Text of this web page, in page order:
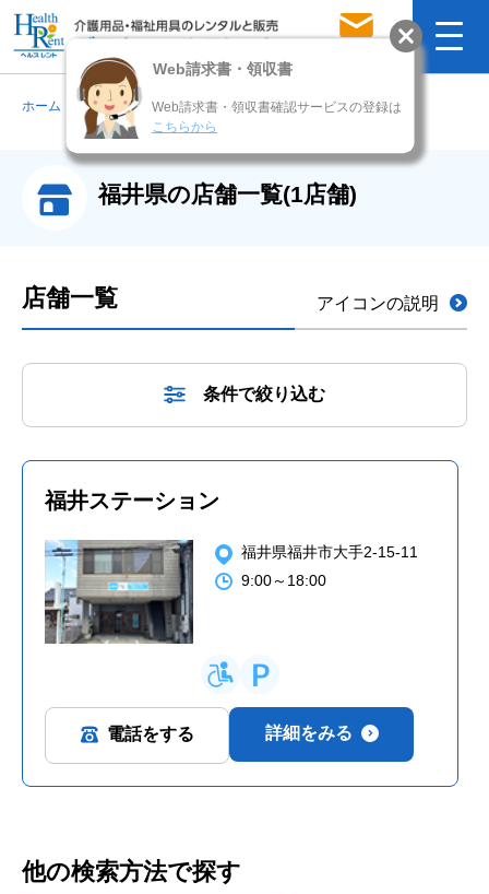
お問い合わせ
ホーム > 店舗検索 > 福井県の店舗一覧
福井県の店舗一覧(1店舗)
店舗一覧 アイコンの説明
条件で絞り込む
福井ステーション
福井県福井市大手2-15-11
9:00～18:00
電話をする 詳細をみる
他の検索方法で探す